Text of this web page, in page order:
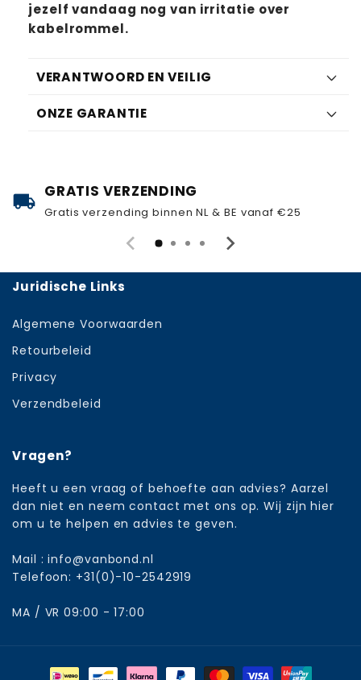
jezelf vandaag nog van irritatie over
kabelrommel.
VERANTWOORD EN VEILIG
ONZE GARANTIE
local_shipping GRATIS VERZENDING
Gratis verzending binnen NL & BE vanaf €25
Juridische Links
Algemene Voorwaarden
Retourbeleid
Privacy
Verzendbeleid
Vragen?
Heeft u een vraag of behoefte aan advies? Aarzel
dan niet en neem contact met ons op. Wij zijn hier
om u te helpen en advies te geven.
Mail : info@vanbond.nl
Telefoon: +31(0)-10-2542919
MA / VR 09:00 - 17:00
Betaalmethoden